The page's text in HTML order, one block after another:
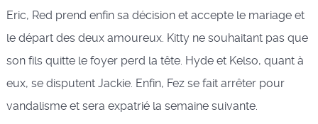
Eric, Red prend enfin sa décision et accepte le mariage et
le départ des deux amoureux. Kitty ne souhaitant pas que
son fils quitte le foyer perd la tête. Hyde et Kelso, quant à
eux, se disputent Jackie. Enfin, Fez se fait arrêter pour
vandalisme et sera expatrié la semaine suivante.